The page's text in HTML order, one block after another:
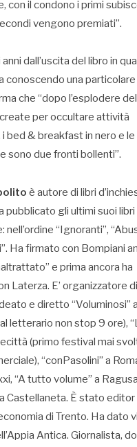
con il condono i primi
vengono premiati”.
dall’uscita del libro in
conoscendo una
che “dopo l’esplodere
per occultare attività
bed & breakfast in nero e
sono due fronti bollenti”.
è autore di libri
pubblicato gli ultimi suoi libri
“Ignoranti”,
Ha firmato con Bompiani
e prima ancora ha
Laterza. E’ organizzatore
e diretto “Voluminosi”
letterario non stop 9 ore),
(primo festival mai
“conPasolini” a
“A tutto volume” a
Castellaneta. È stato editor
di Trento. Ha dato
Antica. Giornalista,